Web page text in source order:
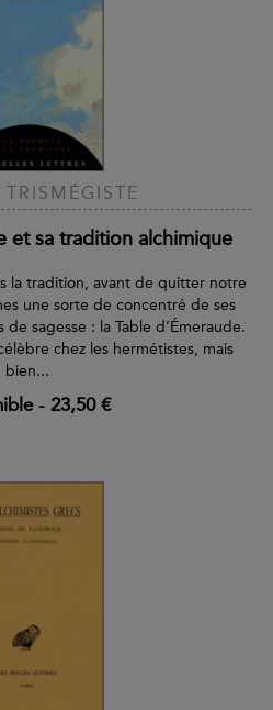
TRISMÉGISTE
et sa tradition alchimique
la tradition, avant de quitter notre
une sorte de concentré de ses
sagesse : la Table d’Émeraude.
chez les hermétistes, mais
bien...
- 23,50 €